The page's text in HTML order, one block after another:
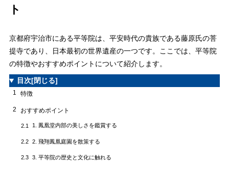
ト
京都府宇治市にある平等院は、平安時代の貴族である藤原氏の菩
提寺であり、日本最初の世界遺産の一つです。ここでは、平等院
の特徴やおすすめポイントについて紹介します。
目次[閉じる]
1 特徴
2 おすすめポイント
2.1 1. 鳳凰堂内部の美しさを鑑賞する
2.2 2. 飛翔鳳凰庭園を散策する
2.3 3. 平等院の歴史と文化に触れる